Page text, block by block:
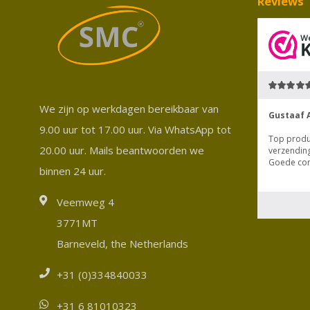
We zijn op werkdagen bereikbaar van
9.00 uur tot 17.00 uur. Via WhatsApp tot
20.00 uur. Mails beantwoorden we
binnen 24 uur.
Veemweg 4
3771MT
Barneveld, the Netherlands
+31 (0)334840033
+31 6 81010323